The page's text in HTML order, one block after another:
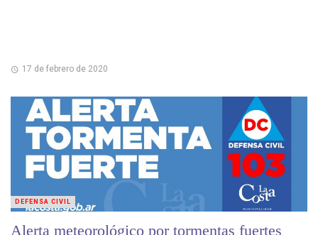
17 de febrero de 2020
Alerta meteorológico por tormentas fuertes
DEFENSA CIVIL